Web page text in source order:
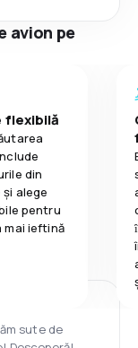
avion pe
flexibilă
din
alege
pentru
mai ieftină
sute de